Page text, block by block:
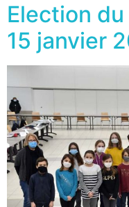
Election
15 janvier